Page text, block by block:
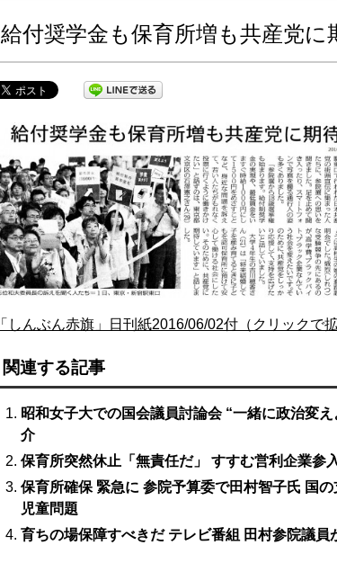
給付奨学金も保育所増も共産党に
「しんぶん赤旗」日刊紙2016/06/02付（クリックで
関連する記事
昭和女子大での国会議員討論会 “一緒に政治
介
保育所突然休止「無責任だ」 すすむ営利企業参
保育所確保 緊急に 参院予算委で田村智子氏 国
児童問題
育ちの場保障すべきだ テレビ番組 田村参院議員